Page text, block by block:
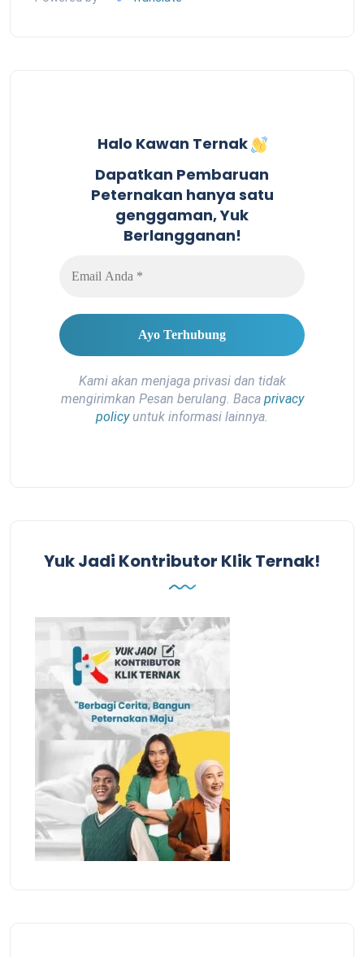
Halo Kawan Ternak
Dapatkan Pembaruan
Peternakan hanya satu
genggaman, Yuk
Berlangganan!
Kami akan menjaga privasi dan tidak
mengirimkan Pesan berulang. Baca privacy
policyuntuk informasi lainnya.
Yuk Jadi Kontributor Klik Ternak!